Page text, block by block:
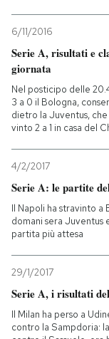
6/11/2016
Serie A, risultati e
giornata
Nel posticipo delle
3 a 0 il Bologna,
dietro la Juventus,
vinto 2 a 1 in casa del
4/2/2017
Serie A: le partite
Il Napoli ha stravinto a
domani sera Juventus
partita più attesa
29/1/2017
Serie A, i risultati
Il Milan ha perso a
contro la Sampdoria: